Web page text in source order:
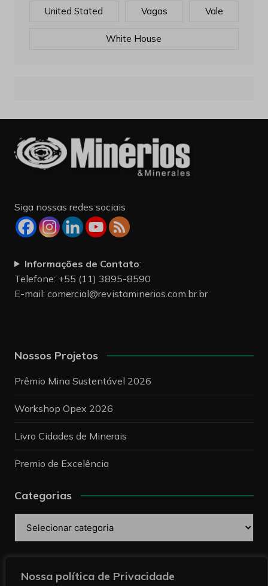
Nossa política de Privacidade
United Stated Vagas Vale
White House
Siga nossas redes sociais
Informações de Contato:
Telefone: +55 (11) 3895-8590
E-mail: comercial@revistaminerios.com.br.br
Nossos Projetos
Prêmio Mina Sustentável 2026
Workshop Opex 2026
Livro Cidades de Minerais
Premio de Excelência
Categorias